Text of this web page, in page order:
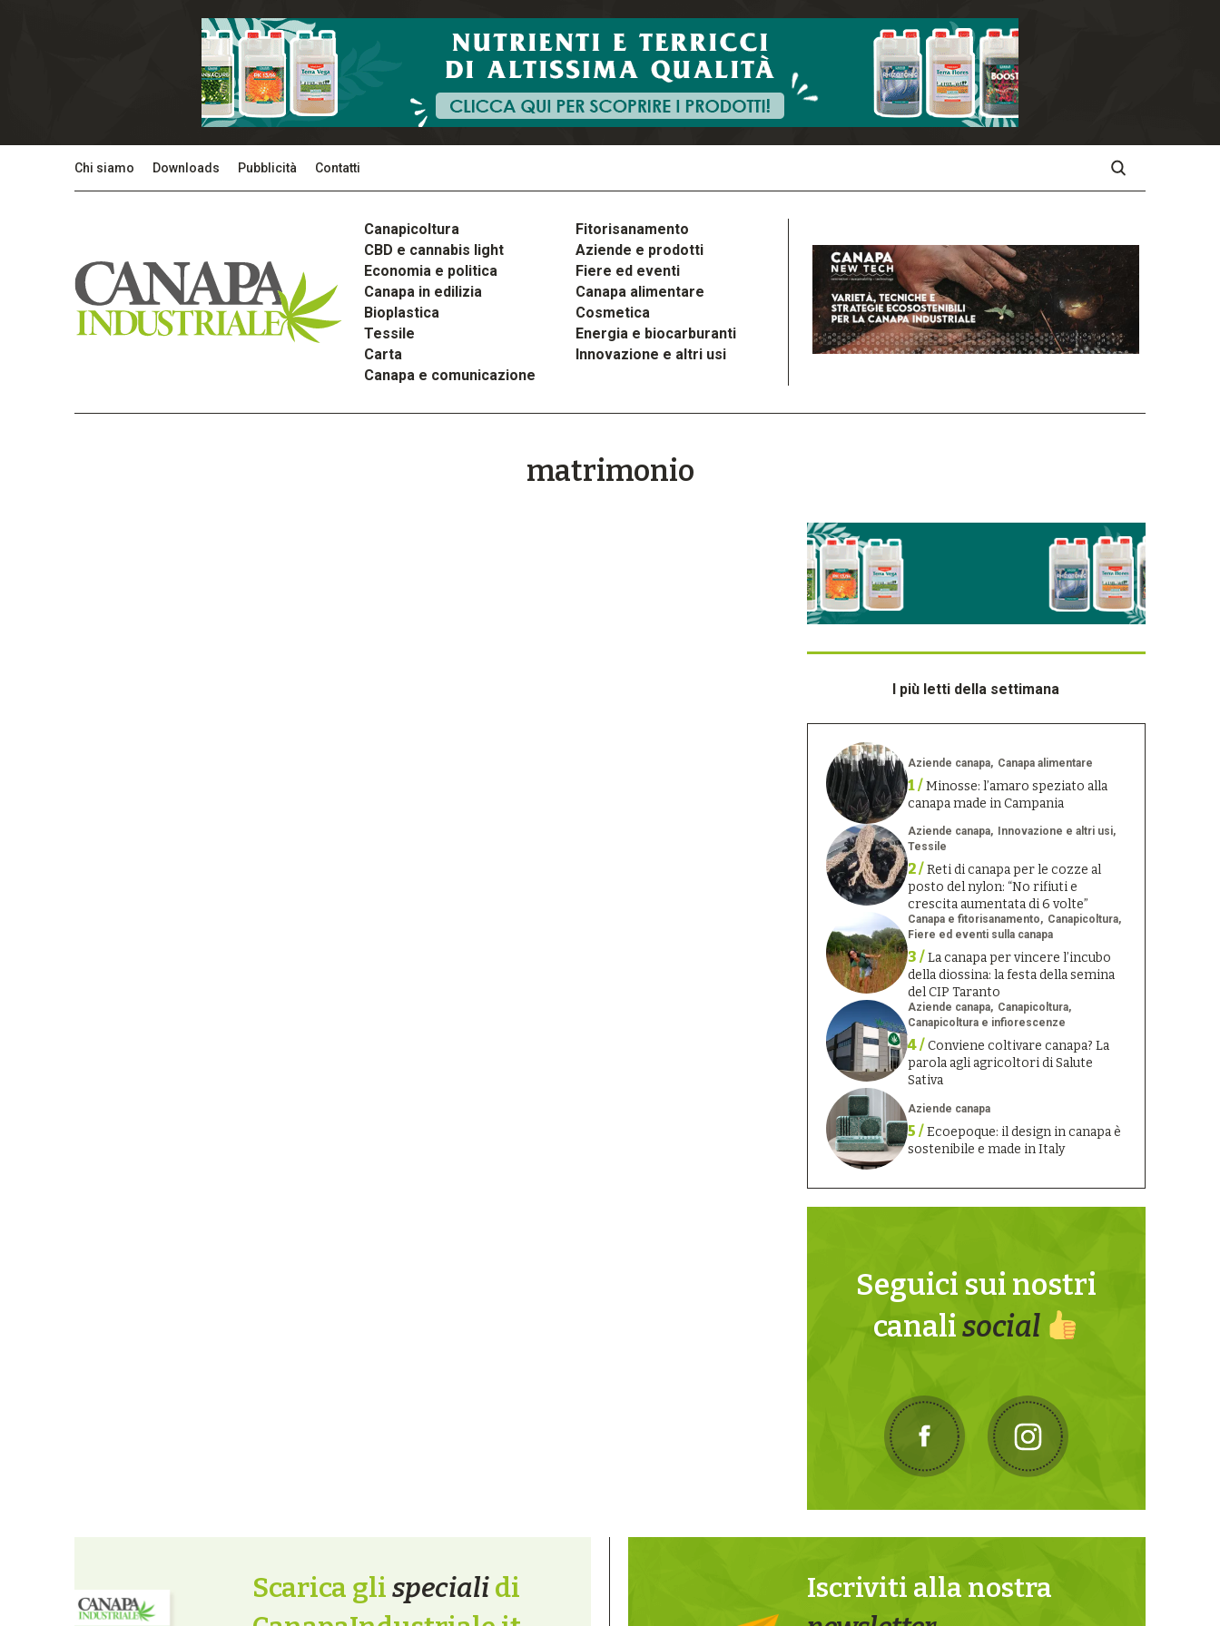
Chi siamo Downloads Pubblicità Contatti
Canapicoltura
Fitorisanamento
CBD e cannabis light
Aziende e prodotti
Economia e politica
Fiere ed eventi
Canapa in edilizia
Canapa alimentare
Bioplastica
Cosmetica
Tessile
Energia e biocarburanti
Carta
Innovazione e altri usi
Canapa e comunicazione
matrimonio
I più letti della settimana
Aziende canapa Canapa alimentare
1 /Minosse: l’amaro speziato alla
canapa made in Campania
Aziende canapa
Innovazione e altri usi
Tessile
2 /Reti di canapa per le cozze al
posto del nylon: “No rifiuti e
crescita aumentata di 6 volte”
Canapa e fitorisanamento
Canapicoltura
Fiere ed eventi sulla canapa
3 /La canapa per vincere l’incubo
della diossina: la festa della semina
del CIP Taranto
Aziende canapa
Canapicoltura
Canapicoltura e infiorescenze
4 /Conviene coltivare canapa? La
parola agli agricoltori di Salute
Sativa
Aziende canapa
5 /Ecoepoque: il design in canapa è
sostenibile e made in Italy
Seguici sui nostri
canalisocial
Scarica glispecialidi
Iscriviti alla nostra